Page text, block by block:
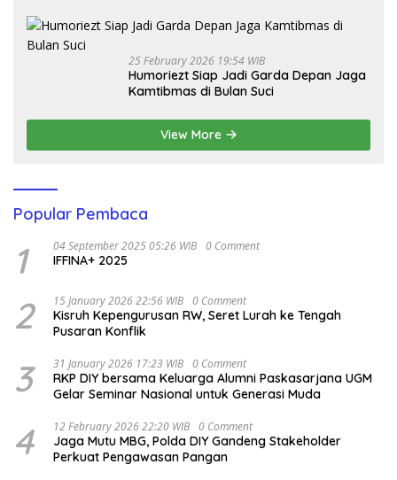
25 February 2026 19:54 WIB
Humoriezt Siap Jadi Garda Depan Jaga
Kamtibmas di Bulan Suci
View More
Popular Pembaca
1 04 September 2025 05:26 WIB 0 Comment
IFFINA+ 2025
2 15 January 2026 22:56 WIB 0 Comment
Kisruh Kepengurusan RW, Seret Lurah ke Tengah
Pusaran Konflik
3 31 January 2026 17:23 WIB 0 Comment
RKP DIY bersama Keluarga Alumni Paskasarjana UGM
Gelar Seminar Nasional untuk Generasi Muda
4 12 February 2026 22:20 WIB 0 Comment
Jaga Mutu MBG, Polda DIY Gandeng Stakeholder
Perkuat Pengawasan Pangan